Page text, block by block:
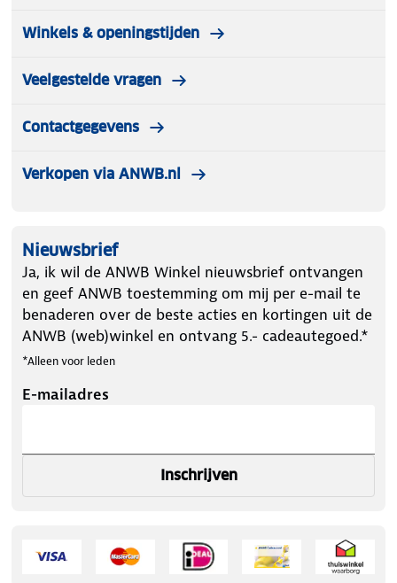
Winkels & openingstijden
Veelgestelde vragen
Contactgegevens
Verkopen via ANWB.nl
Nieuwsbrief
Ja, ik wil de ANWB Winkel nieuwsbrief ontvangen
en geef ANWB toestemming om mij per e-mail te
benaderen over de beste acties en kortingen uit de
ANWB (web)winkel en ontvang 5.- cadeautegoed.*
*Alleen voor leden
E-mailadres
Inschrijven